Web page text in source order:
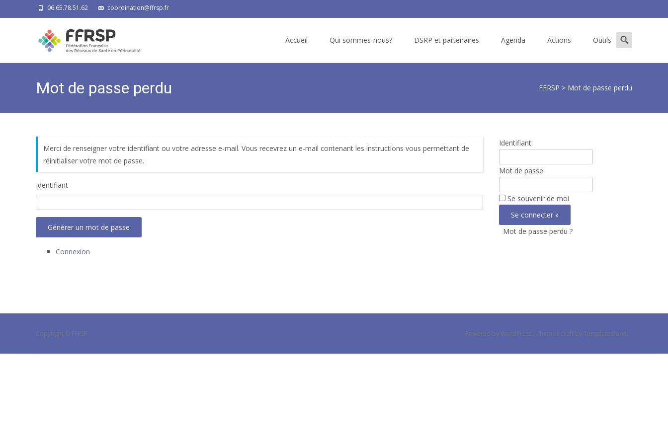
06.65.78.51.62 coordination@ffrsp.fr
Accueil Qui sommes-nous? DSRP et partenaires Agenda Actions Outils
Search
for:
Mot de passe perdu FFRSP > Mot de passe perdu
Merci de renseigner votre identifiant ou votre adresse e-mail. Vous recevrez un e-mail contenant les instructions vous permettant de
réinitialiser votre mot de passe.
Identifiant
Générer un mot de passe
Connexion
Identifiant:
Mot de passe:
Se souvenir de moi
Mot de passe perdu ?
Copyright © FFRSP Powered by WordPress , Theme i-craft by TemplatesNext.